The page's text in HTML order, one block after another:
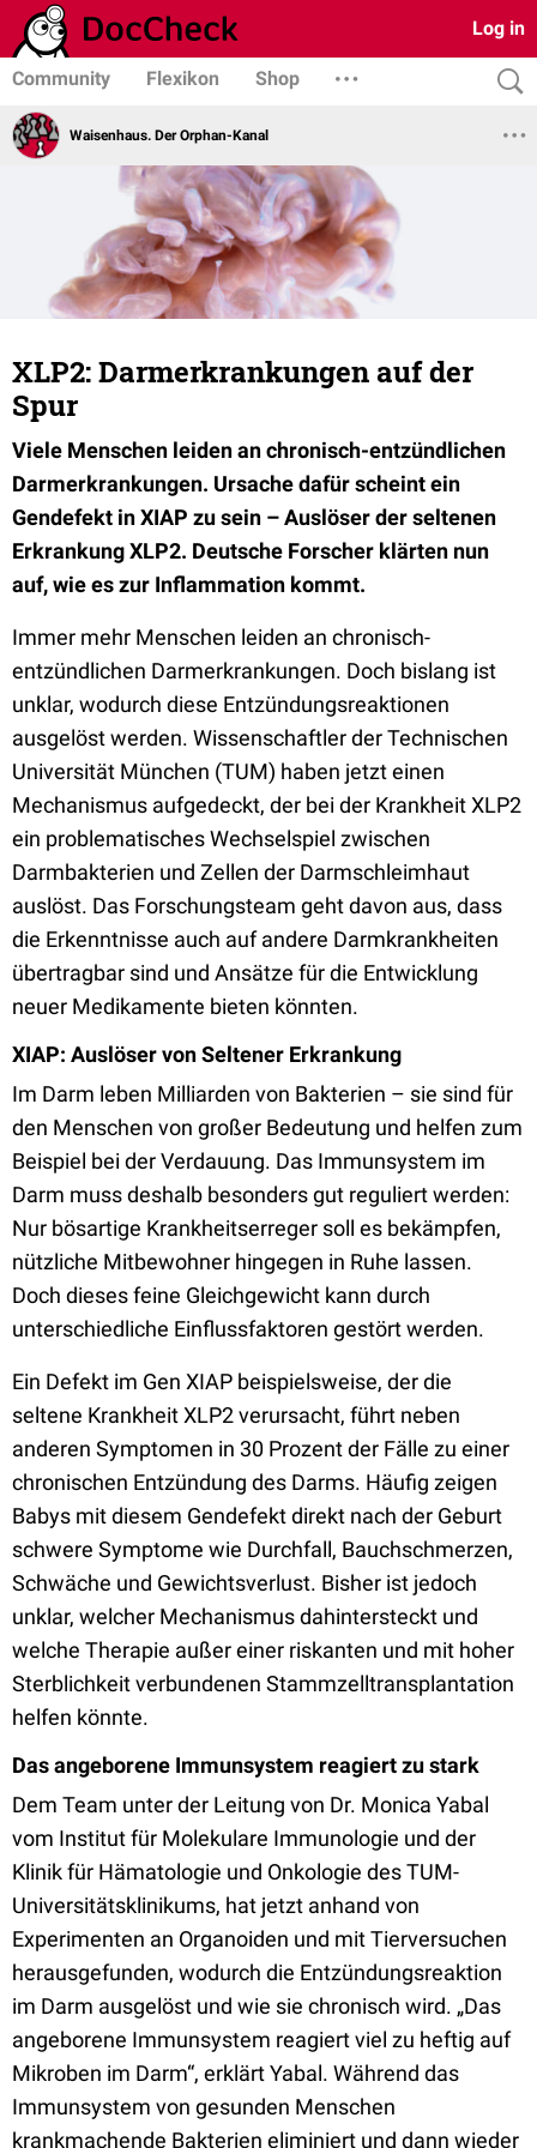
Log in
Community Flexikon Shop
Waisenhaus. Der Orphan-Kanal
XLP2: Darmerkrankungen auf der
Spur
Viele Menschen leiden an chronisch-entzündlichen
Darmerkrankungen. Ursache dafür scheint ein
Gendefekt in XIAP zu sein – Auslöser der seltenen
Erkrankung XLP2. Deutsche Forscher klärten nun
auf, wie es zur Inflammation kommt.
Immer mehr Menschen leiden an chronisch-
entzündlichen Darmerkrankungen. Doch bislang ist
unklar, wodurch diese Entzündungsreaktionen
ausgelöst werden. Wissenschaftler der Technischen
Universität München (TUM) haben jetzt einen
Mechanismus aufgedeckt, der bei der Krankheit XLP2
ein problematisches Wechselspiel zwischen
Darmbakterien und Zellen der Darmschleimhaut
auslöst. Das Forschungsteam geht davon aus, dass
die Erkenntnisse auch auf andere Darmkrankheiten
übertragbar sind und Ansätze für die Entwicklung
neuer Medikamente bieten könnten.
XIAP: Auslöser vonSeltener Erkrankung
Im Darm leben Milliarden von Bakterien – sie sind für
den Menschen von großer Bedeutung und helfen zum
Beispiel bei der Verdauung. Das Immunsystem im
Darm muss deshalb besonders gut reguliert werden:
Nur bösartige Krankheitserreger soll es bekämpfen,
nützliche Mitbewohner hingegen in Ruhe lassen.
Doch dieses feine Gleichgewicht kann durch
unterschiedliche Einflussfaktoren gestört werden.
Ein Defekt im Gen XIAP beispielsweise, der die
seltene Krankheit XLP2 verursacht, führt neben
anderen Symptomen in 30 Prozent der Fälle zu einer
chronischen Entzündung des Darms. Häufig zeigen
Babys mit diesem Gendefekt direkt nach der Geburt
schwere Symptome wie Durchfall, Bauchschmerzen,
Schwäche und Gewichtsverlust. Bisher ist jedoch
unklar, welcher Mechanismus dahintersteckt und
welche Therapie außer einer riskanten und mit hoher
Sterblichkeit verbundenen Stammzelltransplantation
helfen könnte.
Das angeborene Immunsystem reagiert zu stark
Dem Team unter der Leitung von Dr. Monica Yabal
vom Institut für Molekulare Immunologie und der
Klinik für Hämatologie und Onkologie des TUM-
Universitätsklinikums, hat jetzt anhand von
Experimenten an Organoiden und mit Tierversuchen
herausgefunden, wodurch die Entzündungsreaktion
im Darm ausgelöst und wie sie chronisch wird. „Das
angeborene Immunsystem reagiert viel zu heftig auf
Mikroben im Darm“, erklärt Yabal. Während das
Immunsystem von gesunden Menschen
krankmachende Bakterien eliminiert und dann wieder